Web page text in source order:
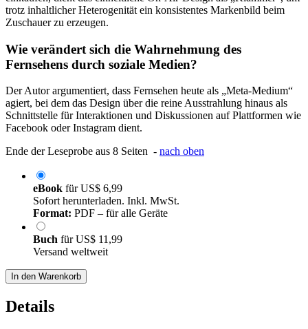
trotz inhaltlicher Heterogenität ein konsistentes Markenbild beim
Zuschauer zu erzeugen.
Wie verändert sich die Wahrnehmung des
Fernsehens durch soziale Medien?
Der Autor argumentiert, dass Fernsehen heute als „Meta-Medium“
agiert, bei dem das Design über die reine Ausstrahlung hinaus als
Schnittstelle für Interaktionen und Diskussionen auf Plattformen wie
Facebook oder Instagram dient.
Ende der Leseprobe aus 8 Seiten - nach oben
eBook fürUS$ 6,99
Sofort herunterladen. Inkl. MwSt.
Format: PDF – für alle Geräte
Buch fürUS$ 11,99
Versand weltweit
In den Warenkorb
Details